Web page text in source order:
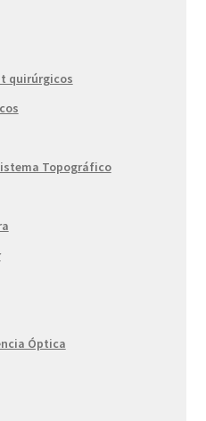
quirúrgicos
Topográfico
Óptica